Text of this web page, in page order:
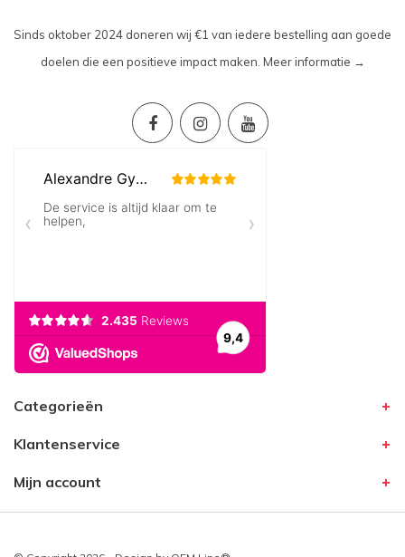
Sinds oktober 2024 doneren wij €1 van iedere bestelling aan goede
doelen die een positieve impact maken. Meer informatie →
Categorieën
Klantenservice
Mijn account